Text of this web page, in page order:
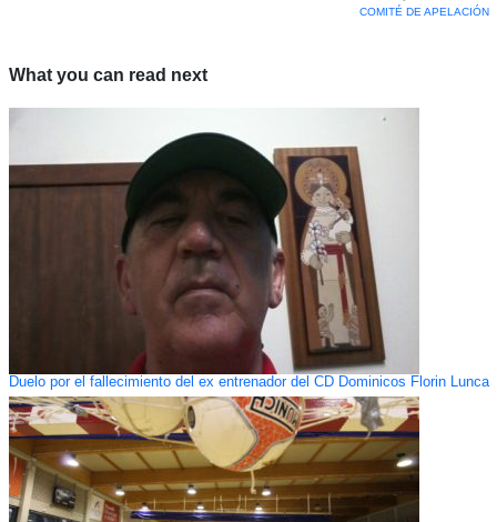
COMITÉ DE APELACIÓN
What you can read next
Duelo por el fallecimiento del ex entrenador del CD Dominicos Florin Lunca